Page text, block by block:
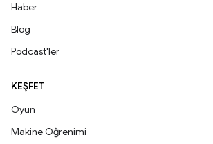
Haber
Blog
Podcast'ler
KEŞFET
Oyun
Makine Öğrenimi